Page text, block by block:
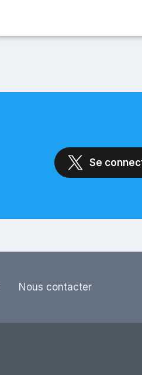
Se
Nous contacter